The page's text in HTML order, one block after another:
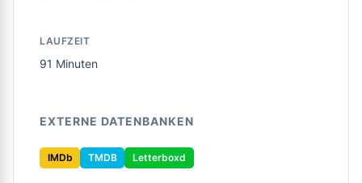
LAUFZEIT
91 Minuten
EXTERNE DATENBANKEN
IMDb TMDB Letterboxd